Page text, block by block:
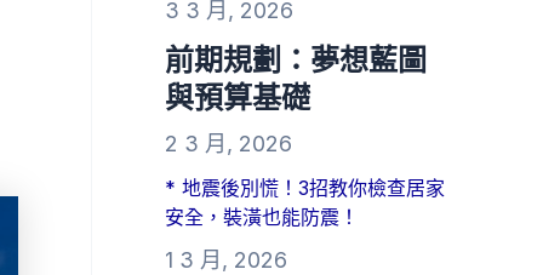
3 3 月, 2026
前期規劃：夢想藍圖
與預算基礎
2 3 月, 2026
* 地震後別慌！3招教你檢查居家
安全，裝潢也能防震！
1 3 月, 2026